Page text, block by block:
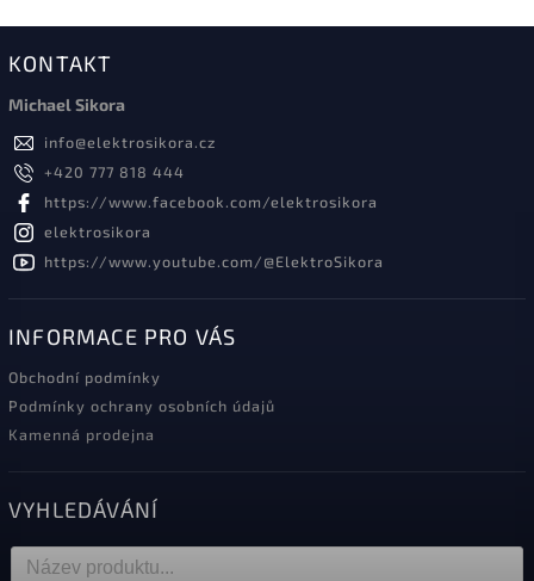
KONTAKT
Michael Sikora
info@elektrosikora.cz
+420 777 818 444
https://www.facebook.com/elektrosikora
elektrosikora
https://www.youtube.com/@ElektroSikora
INFORMACE PRO VÁS
Obchodní podmínky
Podmínky ochrany osobních údajů
Kamenná prodejna
VYHLEDÁVÁNÍ